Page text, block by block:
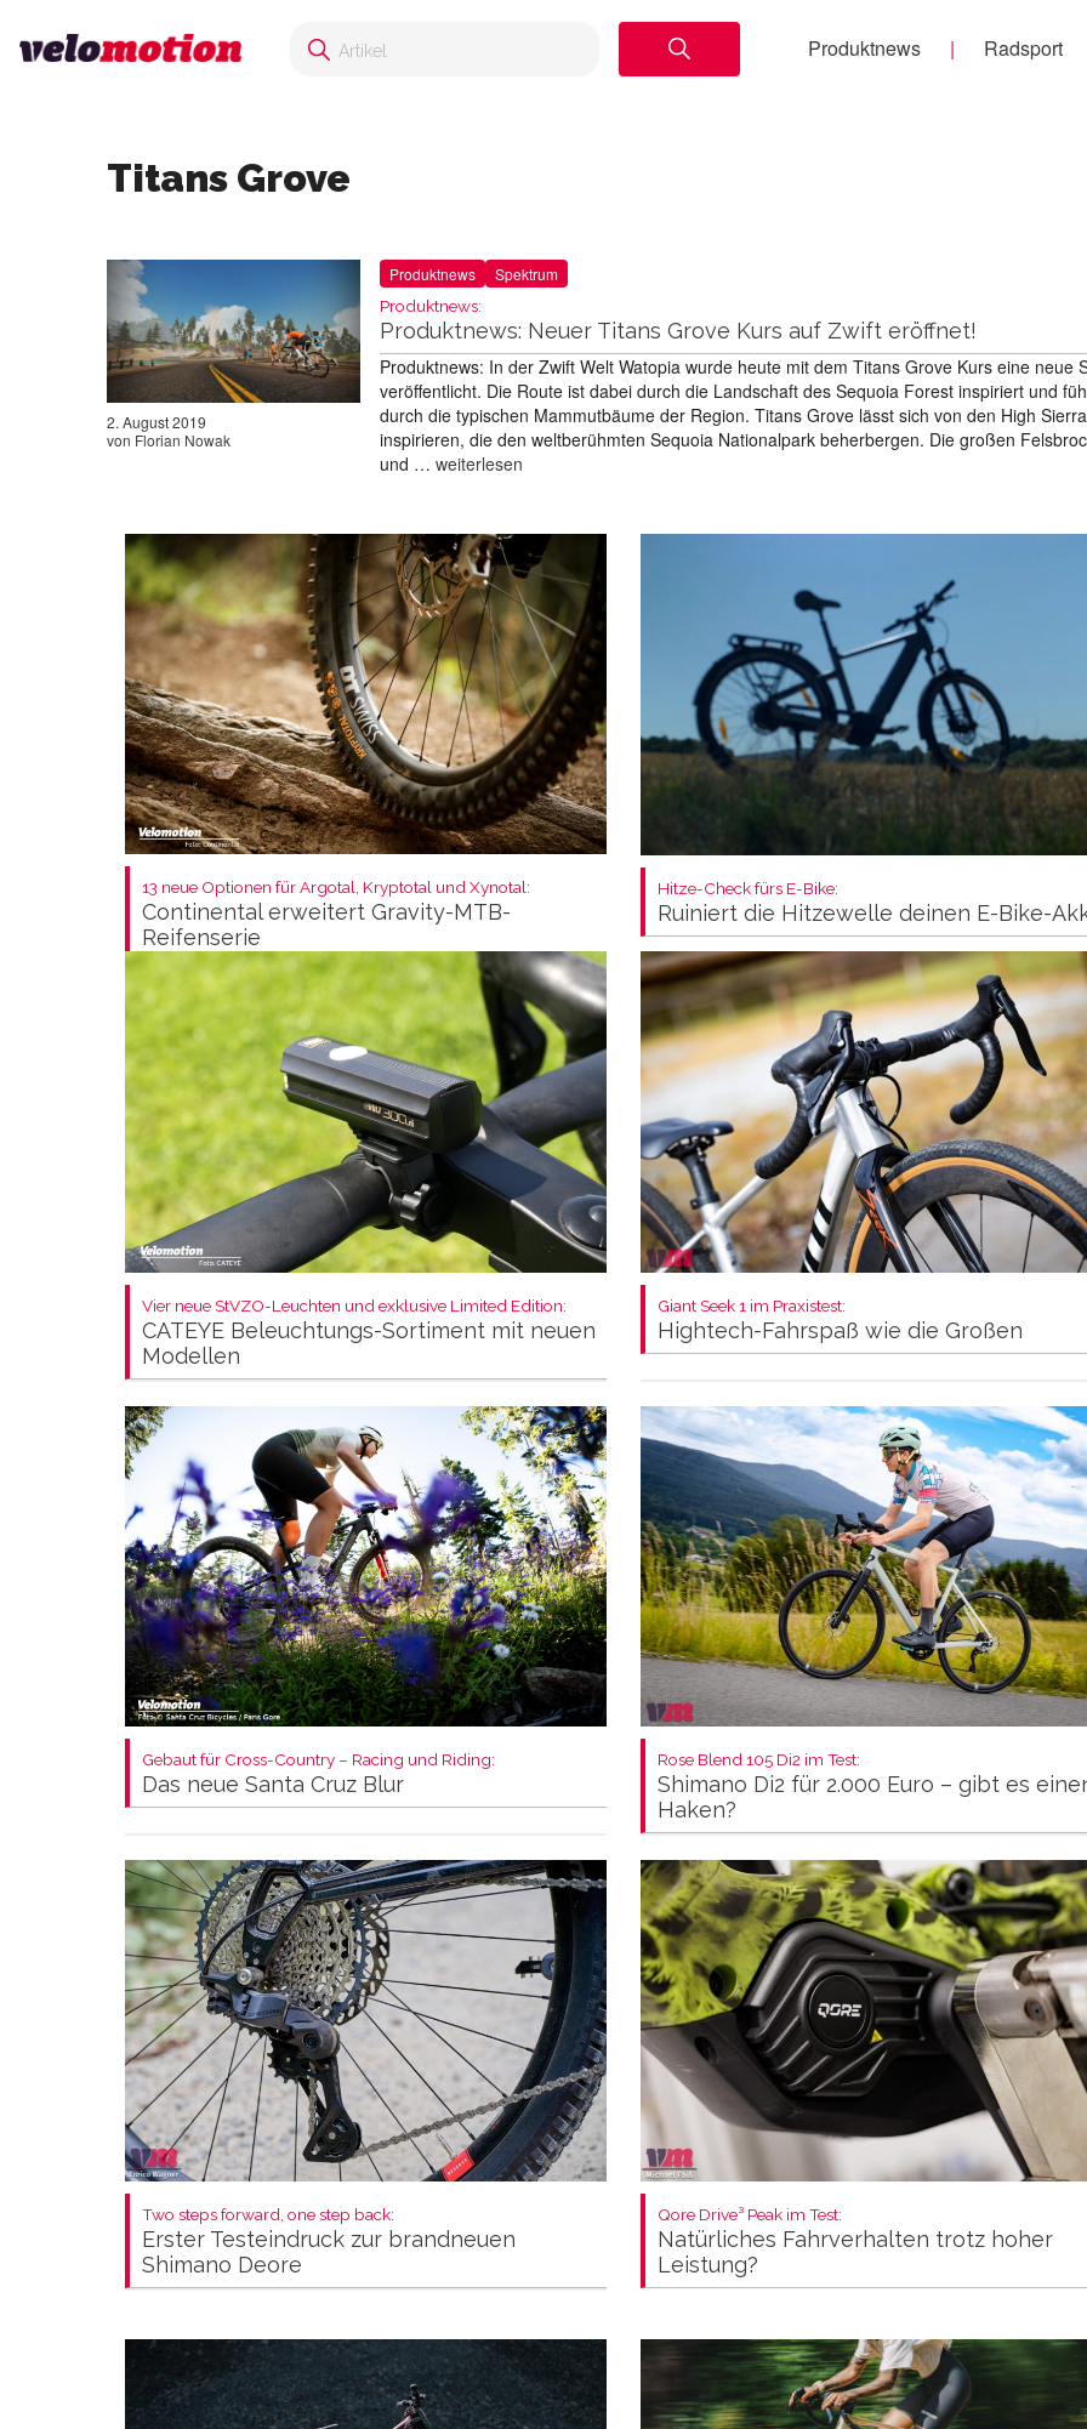
Produktnews Radsport
Titans Grove
2. August 2019
von Florian Nowak
Produktnews Spektrum
Produktnews:
Produktnews: Neuer Titans Grove Kurs auf Zwift eröffnet!
Produktnews: In der Zwift Welt Watopia wurde heute mit dem Titans Grove Kurs eine neue
veröffentlicht. Die Route ist dabei durch die Landschaft des Sequoia Forest inspiriert und
durch die typischen Mammutbäume der Region. Titans Grove lässt sich von den High
inspirieren, die den weltberühmten Sequoia Nationalpark beherbergen. Die großen
und … weiterlesen
13 neue Optionen für Argotal, Kryptotal und Xynotal:
Continental erweitert Gravity-MTB-
Reifenserie
Hitze-Check fürs E-Bike:
Ruiniert die Hitzewelle deinen E-Bike-
Vier neue StVZO-Leuchten und exklusive Limited Edition:
CATEYE Beleuchtungs-Sortiment mit neuen
Modellen
Giant Seek 1 im Praxistest:
Hightech-Fahrspaß wie die Großen
Gebaut für Cross-Country – Racing und Riding:
Das neue Santa Cruz Blur
Rose Blend 105 Di2 im Test:
Shimano Di2 für 2.000 Euro – gibt es
Haken?
Two steps forward, one step back:
Erster Testeindruck zur brandneuen
Shimano Deore
Qore Drive³ Peak im Test:
Natürliches Fahrverhalten trotz hoher
Leistung?